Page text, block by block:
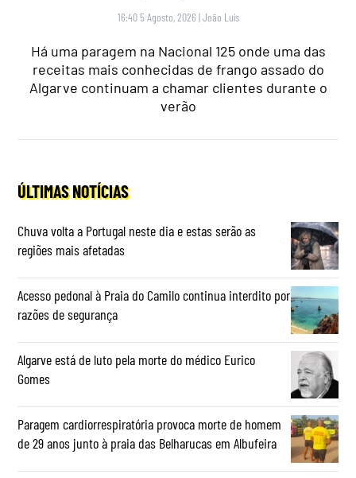
16:40 5 Agosto, 2026 |João Luís
Há uma paragem na Nacional 125 onde uma das
receitas mais conhecidas de frango assado do
Algarve continuam a chamar clientes durante o
verão
ÚLTIMAS NOTÍCIAS
Chuva volta a Portugal neste dia e estas serão as
regiões mais afetadas
Acesso pedonal à Praia do Camilo continua interdito por
razões de segurança
Algarve está de luto pela morte do médico Eurico
Gomes
Paragem cardiorrespiratória provoca morte de homem
de 29 anos junto à praia das Belharucas em Albufeira